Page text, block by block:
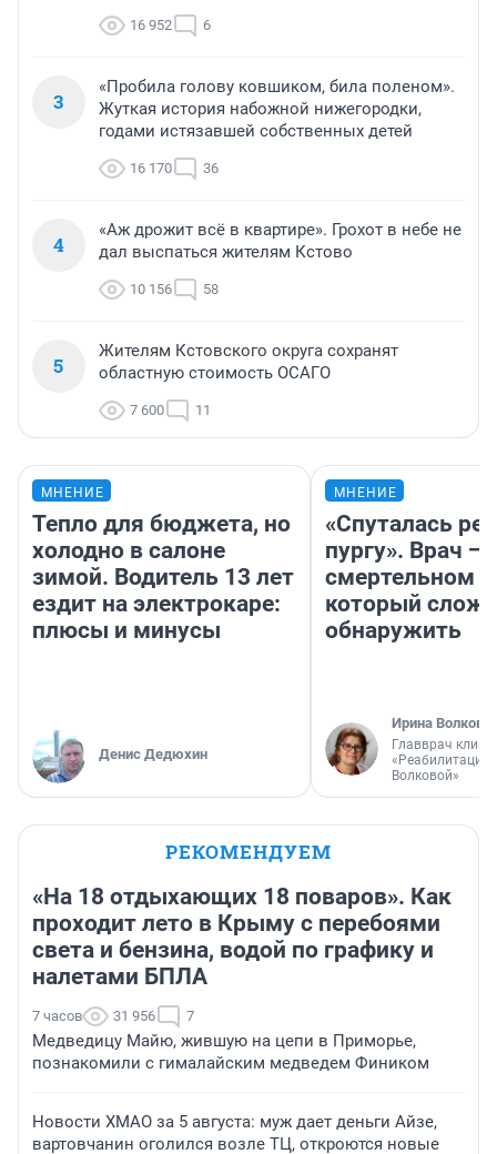
16 952 6
3
«Пробила голову ковшиком, била поленом».
Жуткая история набожной нижегородки,
годами истязавшей собственных детей
16 170 36
4
«Аж дрожит всё в квартире». Грохот в небе не
дал выспаться жителям Кстово
10 156 58
5
Жителям Кстовского округа сохранят
областную стоимость ОСАГО
7 600 11
МНЕНИЕ
Тепло для бюджета, но
холодно в салоне
зимой. Водитель 13 лет
ездит на электрокаре:
плюсы и минусы
Денис Дедюхин
МНЕНИЕ
«Спуталась
пургу». Врач —
смертельном
который
обнаружить
Ирина Волкова
Главврач
«Реабилитация
Волковой»
РЕКОМЕНДУЕМ
«На 18 отдыхающих 18 поваров». Как
проходит лето в Крыму с перебоями
света и бензина, водой по графику и
налетами БПЛА
7 часов 31 956 7
Медведицу Майю, жившую на цепи в Приморье,
познакомили с гималайским медведем Фиником
Новости ХМАО за 5 августа: муж дает деньги Айзе,
вартовчанин оголился возле ТЦ, откроются новые